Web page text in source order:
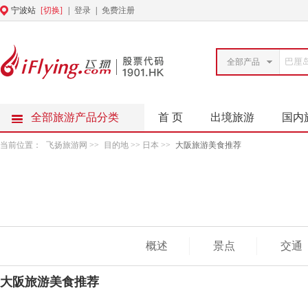
宁波站 [切换] 登录 免费注册
全部产品
全部旅游产品分类 首 页 出境旅游 国内
当前位置： 飞扬旅游网 >> 目的地 >> 日本 >> 大阪旅游美食推荐
概述 景点 交通
大阪旅游美食推荐